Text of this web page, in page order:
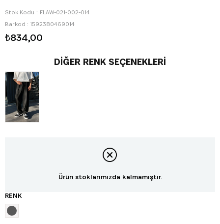
Stok Kodu
FLAW-021-002-014
Barkod : 1592380469014
₺834,00
DIĞER RENK SEÇENEKLERI
Ürün stoklarımızda kalmamıştır.
RENK